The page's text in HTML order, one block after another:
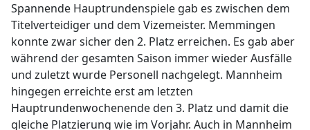
Spannende Hauptrundenspiele gab es zwischen dem
Titelverteidiger und dem Vizemeister. Memmingen
konnte zwar sicher den 2. Platz erreichen. Es gab aber
während der gesamten Saison immer wieder Ausfälle
und zuletzt wurde Personell nachgelegt. Mannheim
hingegen erreichte erst am letzten
Hauptrundenwochenende den 3. Platz und damit die
gleiche Platzierung wie im Vorjahr. Auch in Mannheim